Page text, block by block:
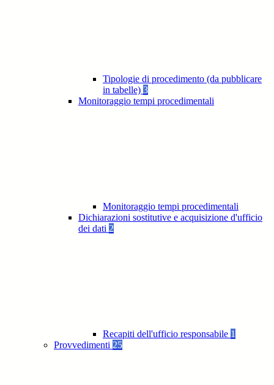
Tipologie di procedimento (da pubblicare
in tabelle) 3
Monitoraggio tempi procedimentali
Monitoraggio tempi procedimentali
Dichiarazioni sostitutive e acquisizione d'ufficio
dei dati 2
Recapiti dell'ufficio responsabile 1
Provvedimenti 25